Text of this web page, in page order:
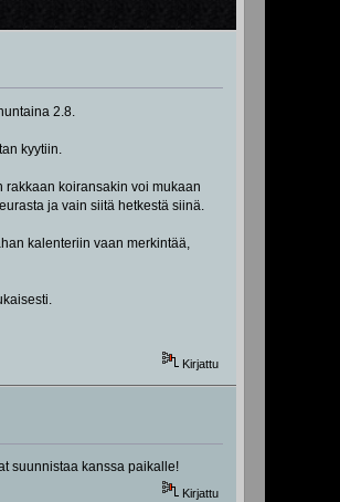
2.8.
kyytiin.
rakkaan koiransakin voi mukaan
ja vain siitä hetkestä siinä.
kalenteriin vaan merkintää,
Kirjattu
suunnistaa kanssa paikalle!
Kirjattu